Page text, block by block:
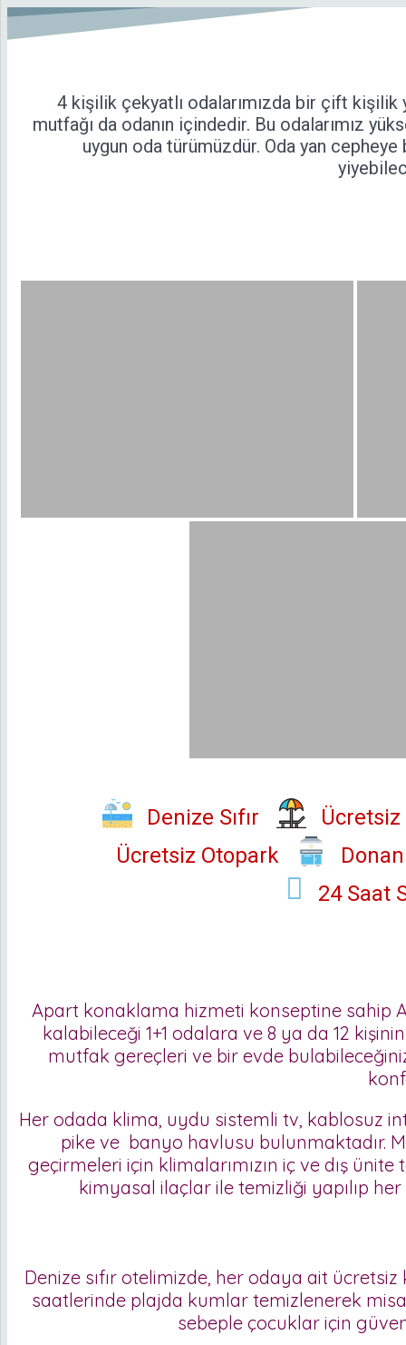
4 kişilik çekyatlı odalarımızda bir çift kişilik
mutfağı da odanın içindedir. Bu odalarımız
uygun oda türümüzdür. Oda yan
Denize Sıfır
Ücretsiz Otopark
24 Saat
Apart konaklama hizmeti konseptine sahip
kalabileceği 1+1 odalara ve 8 ya da 12
mutfak gereçleri ve bir evde
Her odada klima, uydu sistemli tv, kablosuz
pike ve banyo havlusu bulunmaktadır.
geçirmeleri için klimalarımızın iç ve dış
kimyasal ilaçlar ile temizliği yapılıp
Denize sıfır otelimizde, her odaya ait
saatlerinde plajda kumlar temizlenerek
sebeple çocuklar için